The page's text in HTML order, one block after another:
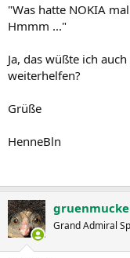
"Was hatte NOKIA
Hmmm ..."
Ja, das wüßte ich
weiterhelfen?
Grüße
HenneBln
Grand Admiral